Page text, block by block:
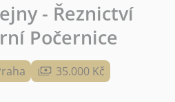
- Řeznictví
Počernice
35.000 Kč